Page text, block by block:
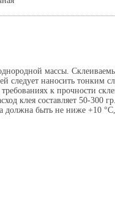
массы.
следует наносить тонким
к прочности
клея составляет 50-300
должна быть не ниже +10